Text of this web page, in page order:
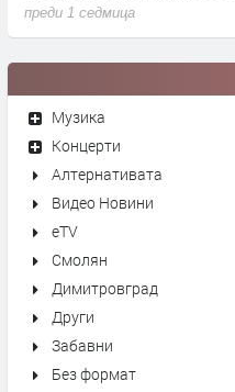
преди 1 седмица
Музика
Концерти
Алтернативата
Видео Новини
eTV
Смолян
Димитровград
Други
Забавни
Без формат